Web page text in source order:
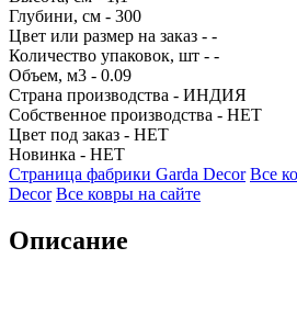
Глубини, см - 300
Цвет или размер на заказ - -
Количество упаковок, шт - -
Объем, м3 - 0.09
Страна производства - ИНДИЯ
Собственное производства - НЕТ
Цвет под заказ - НЕТ
Новинка - НЕТ
Страница фабрики Garda Decor Все
Decor Все ковры на сайте
Описание